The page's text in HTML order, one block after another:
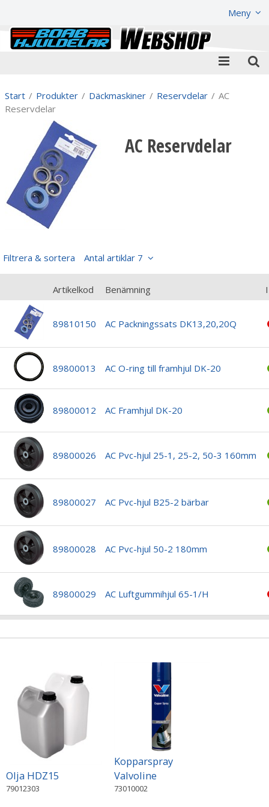
Meny
Start / Produkter / Däckmaskiner / Reservdelar / AC
Reservdelar
AC Reservdelar
Filtrera & sortera Antal artiklar 7
Artikelkod Benämning
89810150 AC Packningssats DK13,20,20Q
89800013 AC O-ring till framhjul DK-20
89800012 AC Framhjul DK-20
89800026 AC Pvc-hjul 25-1, 25-2, 50-3 160mm
89800027 AC Pvc-hjul B25-2 bärbar
89800028 AC Pvc-hjul 50-2 180mm
89800029 AC Luftgummihjul 65-1/H
Olja HDZ15
79012303
Kopparspray
Valvoline
73010002